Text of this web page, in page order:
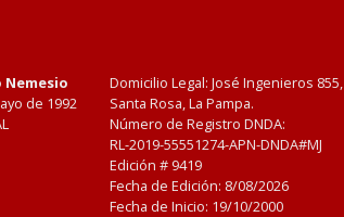
de 1992
Domicilio Legal: José Ingenieros 855,
Santa Rosa, La Pampa.
Número de Registro DNDA:
RL-2019-55551274-APN-DNDA#MJ
Edición # 9419
Fecha de Edición: 8/08/2026
Fecha de Inicio: 19/10/2000